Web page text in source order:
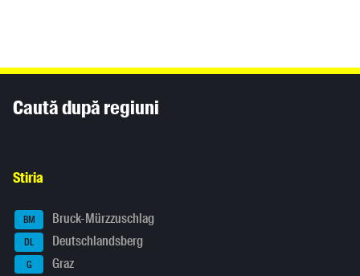
Caută după regiuni
Stiria
BM Bruck-Mürzzuschlag
DL Deutschlandsberg
G Graz